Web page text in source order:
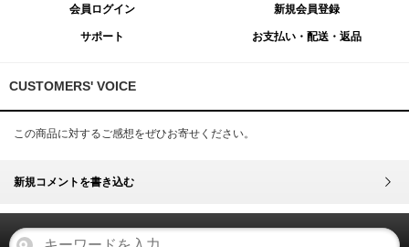
会員ログイン 新規会員登録
サポート お支払い・配送・返品
CUSTOMERS' VOICE
この商品に対するご感想をぜひお寄せください。
新規コメントを書き込む